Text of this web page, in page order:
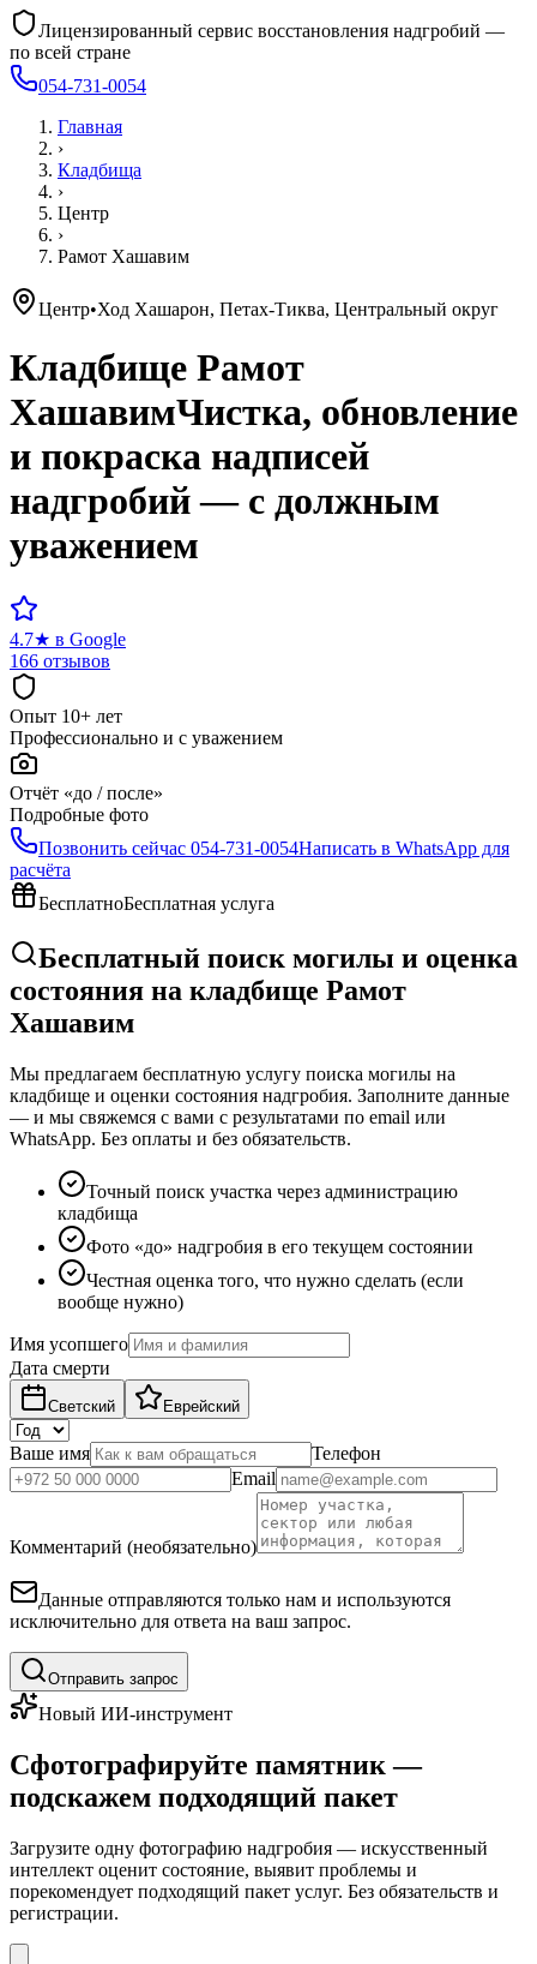
Лицензированный сервис восстановления надгробий —
по всей стране
054-731-0054
Главная
›
Кладбища
›
Центр
›
Рамот Хашавим
Центр•Ход Хашарон, Петах-Тиква, Центральный округ
Кладбище Рамот
ХашавимЧистка, обновление
и покраска надписей
надгробий — с должным
уважением
4.7★ в Google
166 отзывов
Опыт 10+ лет
Профессионально и с уважением
Отчёт «до / после»
Подробные фото
Позвонить сейчас 054-731-0054Написать в WhatsApp для
расчёта
БесплатноБесплатная услуга
Бесплатный поиск могилы и оценка
состояния на кладбище Рамот
Хашавим
Мы предлагаем бесплатную услугу поиска могилы на
кладбище и оценки состояния надгробия. Заполните данные
— и мы свяжемся с вами с результатами по email или
WhatsApp. Без оплаты и без обязательств.
Точный поиск участка через администрацию
кладбища
Фото «до» надгробия в его текущем состоянии
Честная оценка того, что нужно сделать (если
вообще нужно)
Имя усопшего
Дата смерти
Светский Еврейский
Ваше имя
Телефон
Email
Комментарий (необязательно)
Данные отправляются только нам и используются
исключительно для ответа на ваш запрос.
Отправить запрос
Новый ИИ-инструмент
Сфотографируйте памятник —
подскажем подходящий пакет
Загрузите одну фотографию надгробия — искусственный
интеллект оценит состояние, выявит проблемы и
порекомендует подходящий пакет услуг. Без обязательств и
регистрации.